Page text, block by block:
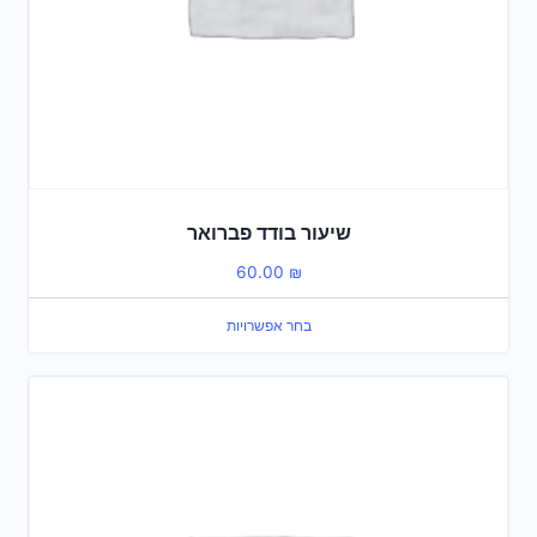
שיעור בודד פברואר
60.00 ₪
בחר אפשרויות